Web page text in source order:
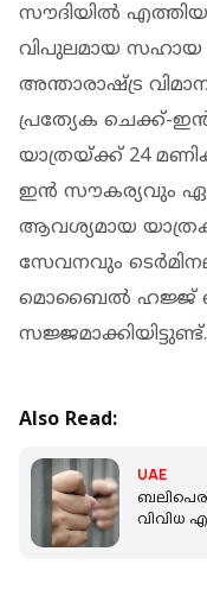
സൗദിയില്‍
വിപുലമായ സഹായ
അന്താരാഷ്ട്ര
പ്രത്യേക ചെക്ക്-
യാത്രയ്ക്ക് 24
ഇന്‍ സൗകര്യവും
ആവശ്യമായ
സേവനവും
മൊബൈല്‍ ഹജ്ജ്
സജ്ജമാക്കിയിട്ടുണ്ട്.
Also Read:
UAE
വിവിധ